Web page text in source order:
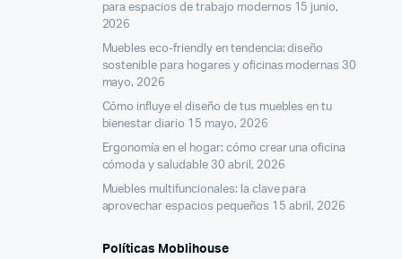
para espacios de trabajo modernos 15 junio,
2026
Muebles eco-friendly en tendencia: diseño
sostenible para hogares y oficinas modernas 30
mayo, 2026
Cómo influye el diseño de tus muebles en tu
bienestar diario 15 mayo, 2026
Ergonomía en el hogar: cómo crear una oficina
cómoda y saludable 30 abril, 2026
Muebles multifuncionales: la clave para
aprovechar espacios pequeños 15 abril, 2026
Políticas Moblihouse